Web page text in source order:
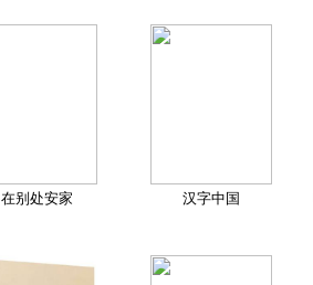
在别处安家 汉字中国